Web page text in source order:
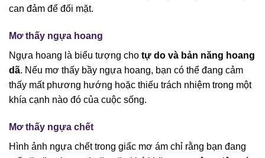
can đảm để đối mặt.
Mơ thấy ngựa hoang
Ngựa hoang là biểu tượng cho tự do và bản năng hoang
dã. Nếu mơ thấy bầy ngựa hoang, bạn có thể đang cảm
thấy mất phương hướng hoặc thiếu trách nhiệm trong một
khía cạnh nào đó của cuộc sống.
Mơ thấy ngựa chết
Hình ảnh ngựa chết trong giấc mơ ám chỉ rằng bạn đang